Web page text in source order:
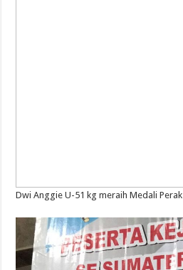
Dwi Anggie U-51 kg meraih Medali Perak